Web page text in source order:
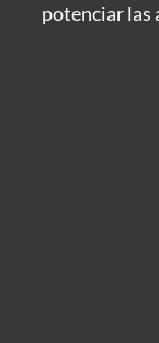
potenciar las